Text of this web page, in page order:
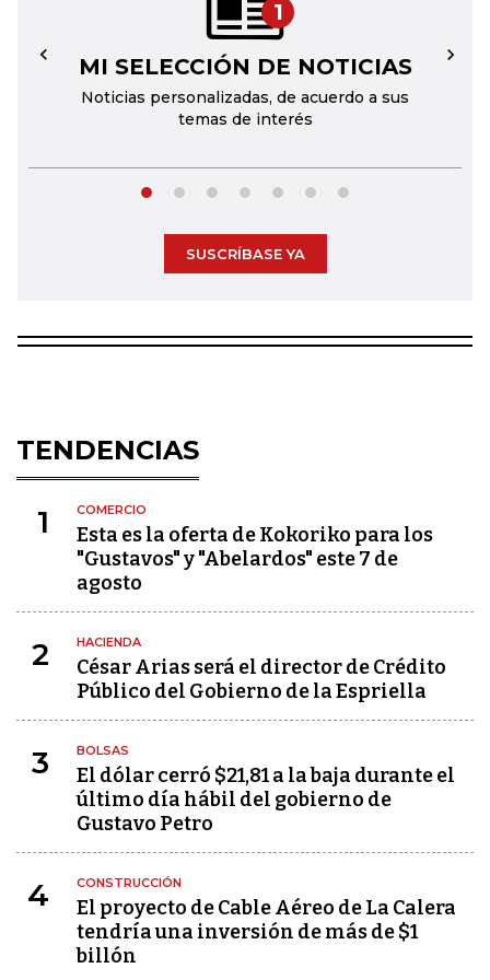
1
MI SELECCIÓN DE NOTICIAS
Noticias personalizadas, de acuerdo a sus
temas de interés
← →
SUSCRÍBASE YA
TENDENCIAS
1 COMERCIO
Esta es la oferta de Kokoriko para los
"Gustavos" y "Abelardos" este 7 de
agosto
2 HACIENDA
César Arias será el director de Crédito
Público del Gobierno de la Espriella
3 BOLSAS
El dólar cerró $21,81 a la baja durante el
último día hábil del gobierno de
Gustavo Petro
4 CONSTRUCCIÓN
El proyecto de Cable Aéreo de La Calera
tendría una inversión de más de $1
billón